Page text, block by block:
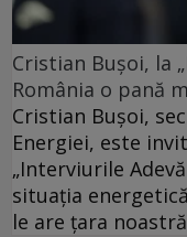
Cristian Bușoi, la
România o pană
Cristian Bușoi,
Energiei, este
„Interviurile
situația
le are țara